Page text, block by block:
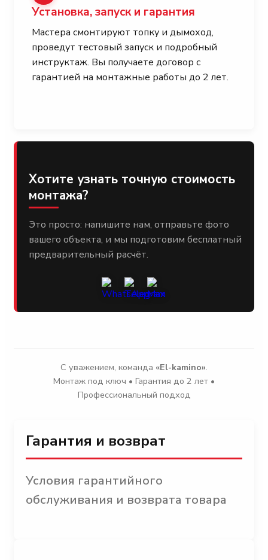
Установка, запуск и гарантия
Мастера смонтируют топку и дымоход,
проведут тестовый запуск и подробный
инструктаж. Вы получаете договор с
гарантией на монтажные работы до 2 лет.
Хотите узнать точную стоимость
монтажа?
Это просто: напишите нам, отправьте фото
вашего объекта, и мы подготовим бесплатный
предварительный расчёт.
С уважением, команда «El-kamino».
Монтаж под ключ • Гарантия до 2 лет •
Профессиональный подход
Гарантия и возврат
Условия гарантийного
обслуживания и возврата товара